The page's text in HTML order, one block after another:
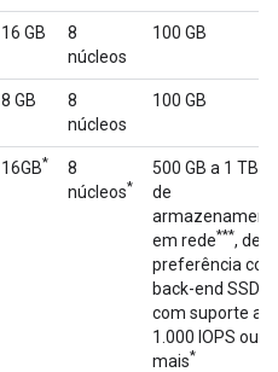
16 GB
8
núcleos
100 GB
8 GB
8
núcleos
100 GB
16GB*
8
núcleos*
500 GB a 1 TB
de
em rede***, de
preferência com
back-end SSD,
com suporte a
1.000 IOPS ou
mais*